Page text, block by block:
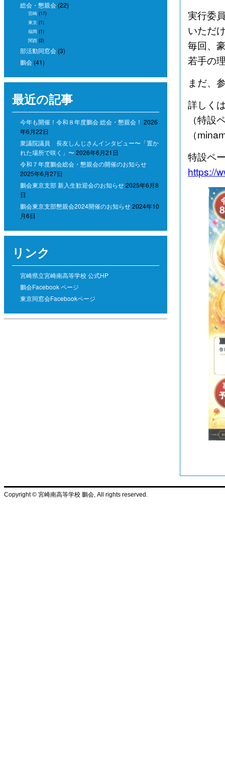
総会・懇親会 (22)
宮崎 (17)
東京 (1)
福岡 (1)
関西 (2)
部活動同窓会 (3)
鵬会 (41)
最近の記事
今年も開催！令和８年度鵬会 総会・懇親会！ 2026
年6月22日
衆議院議員 長友しんじさんインタビュー〜「置か
れた場所で咲く」〜2026年6月21日
令和７年度鵬会総会・懇親会の開催のお知らせ
2025年6月27日
鵬会東京支部 新入生歓迎会のお知らせ2025年6月8
日
鵬会東京支部懇親会2024開催のお知らせ2024年10
月6日
リンク
宮崎県立宮崎南高等学校 公式HP
鵬会Facebook ページ
東京同窓会Facebookページ
実行委
いただ
毎回、
若手の
まだ、
詳しく
（特設
（
特設ペ
https://
Copyright © 宮崎南高等学校 鵬会, All rights reserved.